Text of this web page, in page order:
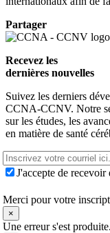
Partager
Recevez les
dernières nouvelles
Suivez les derniers
CCNA-CCNV. Notre
sur les études, les
en matière de santé
J'accepte de
Merci pour votre
×
Une erreur s'est produite.